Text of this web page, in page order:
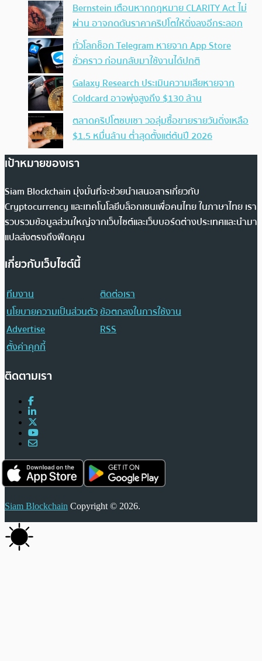
Bernstein เตือนหากกฎหมาย CLARITY Act ไม่
ผ่าน อาจกดดันราคาคริปโตให้ดิ่งลงอีกระลอก
ทั่วโลกช็อก Telegram หายจาก App Store
ชั่วคราว ก่อนกลับมาใช้งานได้ปกติ
Galaxy Research ประเมินความเสียหายจาก
Coldcard อาจพุ่งสูงถึง $130 ล้าน
ตลาดคริปโตซบเซา วอลุ่มซื้อขายรายวันดิ่งเหลือ
$1.5 หมื่นล้าน ต่ำสุดตั้งแต่ต้นปี 2026
เป้าหมายของเรา
Siam Blockchain มุ่งมั่นที่จะช่วยนำเสนอสารเกี่ยวกับ
Cryptocurrency และเทคโนโลยีบล็อกเชนเพื่อคนไทย ในภาษาไทย เรา
รวบรวมข้อมูลส่วนใหญ่จากเว็บไซต์และเว็บบอร์ดต่างประเทศและนำมา
แปลส่งตรงถึงฟีดคุณ
เกี่ยวกับเว็บไซต์นี้
ทีมงาน
ติดต่อเรา
นโยบายความเป็นส่วนตัวข้อตกลงในการใช้งาน
Advertise
RSS
ตั้งค่าคุกกี้
ติดตามเรา
Siam Blockchain Copyright © 2026.